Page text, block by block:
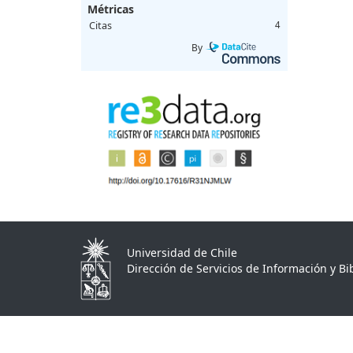
Métricas
Citas 4
By
Universidad de Chile
Dirección de Servicios de Información y